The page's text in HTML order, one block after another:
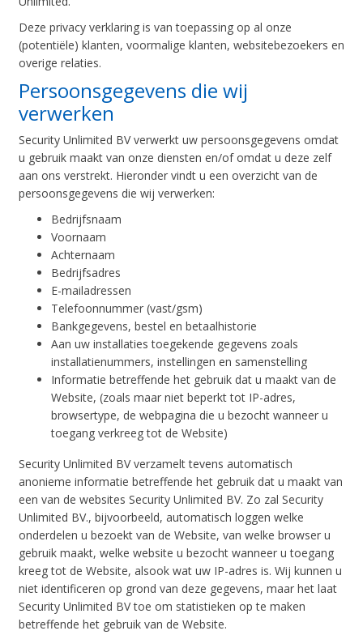
Deze privacy verklaring is van toepassing op al onze
(potentiële) klanten, voormalige klanten, websitebezoekers en
overige relaties.
Persoonsgegevens die wij
verwerken
Security Unlimited BV verwerkt uw persoonsgegevens omdat
u gebruik maakt van onze diensten en/of omdat u deze zelf
aan ons verstrekt. Hieronder vindt u een overzicht van de
persoonsgegevens die wij verwerken:
Bedrijfsnaam
Voornaam
Achternaam
Bedrijfsadres
E-mailadressen
Telefoonnummer (vast/gsm)
Bankgegevens, bestel en betaalhistorie
Aan uw installaties toegekende gegevens zoals
installatienummers, instellingen en samenstelling
Informatie betreffende het gebruik dat u maakt van de
Website, (zoals maar niet beperkt tot IP-adres,
browsertype, de webpagina die u bezocht wanneer u
toegang verkreeg tot de Website)
Security Unlimited BV verzamelt tevens automatisch
anonieme informatie betreffende het gebruik dat u maakt van
een van de websites Security Unlimited BV. Zo zal Security
Unlimited BV., bijvoorbeeld, automatisch loggen welke
onderdelen u bezoekt van de Website, van welke browser u
gebruik maakt, welke website u bezocht wanneer u toegang
kreeg tot de Website, alsook wat uw IP-adres is. Wij kunnen u
niet identificeren op grond van deze gegevens, maar het laat
Security Unlimited BV toe om statistieken op te maken
betreffende het gebruik van de Website.